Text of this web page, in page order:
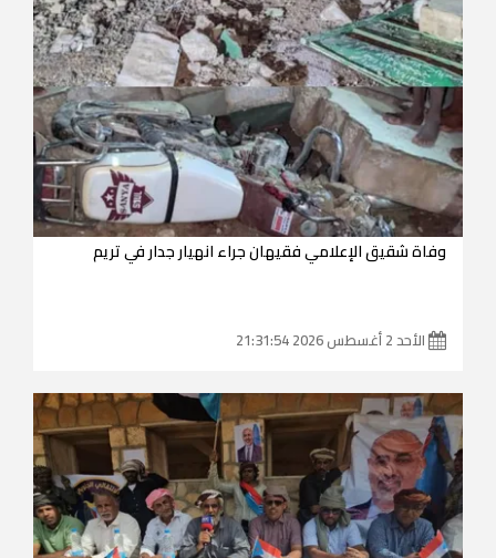
وفاة شقيق الإعلامي فقيهان جراء انهيار جدار في تريم
الأحد 2 أغسطس 2026 21:31:54